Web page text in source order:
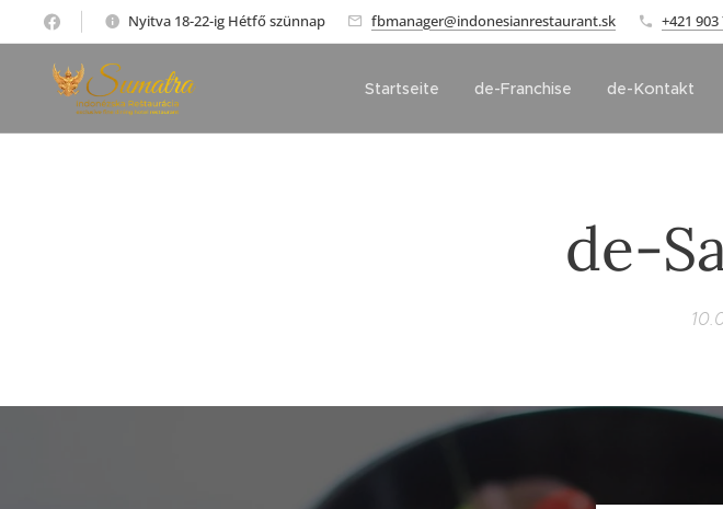
Nyitva 18-22-ig Hétfő szünnap fbmanager@indonesianrestaurant.sk +421 903
Startseite de-Franchise de-Kontakt
de-